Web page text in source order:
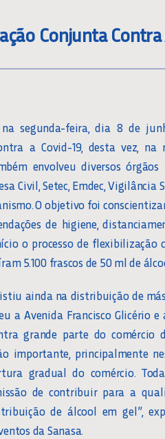
Conjunta
segunda-feira, dia 8 de
a Covid-19, desta vez, na
envolveu diversos órgãos
Civil, Setec, Emdec, Vigilância
O objetivo foi
de higiene,
o processo de flexibilização
5.100 frascos de 50 ml de
ainda na distribuição de
a Avenida Francisco Glicério e
grande parte do comércio
importante, principalmente
gradual do comércio.
de contribuir para a
de álcool em gel”,
da Sanasa.